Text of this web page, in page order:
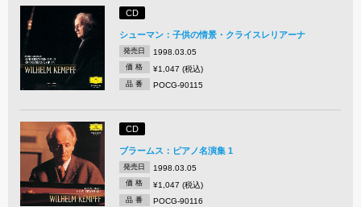
CD
シューマン：子供の情景・クライスレリアーナ
発売日 1998.03.05
価 格 ¥1,047 (税込)
品 番 POCG-90115
CD
ブラームス：ピアノ名演集 1
発売日 1998.03.05
価 格 ¥1,047 (税込)
品 番 POCG-90116